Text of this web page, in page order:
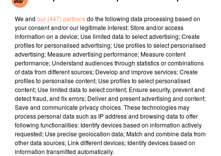
l'horoscope
Bélier Taureau Gémeaux
We and our (447) partnersdo the following data processing based on
your consent and/or our legitimate interest: Store and/or access
information on a device; Use limited data to select advertising; Create
profiles for personalised advertising; Use profiles to select personalised
advertising; Measure advertising performance; Measure content
performance; Understand audiences through statistics or combinations
of data from different sources; Develop and improve services; Create
profiles to personalise content; Use profiles to select personalised
content; Use limited data to select content; Ensure security, prevent and
detect fraud, and fix errors; Deliver and present advertising and content;
Save and communicate privacy choices. These technologies may
process personal data such as IP address and browsing data to offer
following functionalities: Identify devices based on information actively
requested; Use precise geolocation data; Match and combine data from
other data sources; Link different devices; Identify devices based on
information transmitted automatically.